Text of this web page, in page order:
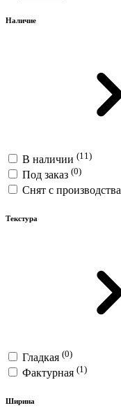
Наличие
В наличии (11)
Под заказ (0)
Снят с производства
Текстура
Гладкая (0)
Фактурная (1)
Ширина